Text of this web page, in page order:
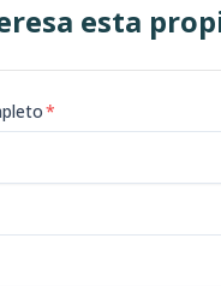
esta
*